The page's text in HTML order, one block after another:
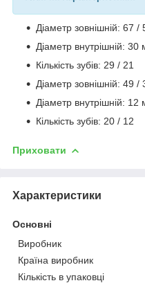
Діаметр зовнішній: 67
Діаметр внутрішній: 30
Кількість зубів: 29 / 21
Діаметр зовнішній: 49
Діаметр внутрішній: 12
Кількість зубів: 20 / 12
Приховати
Характеристики
Основні
Виробник
Країна виробник
Кількість в упаковці